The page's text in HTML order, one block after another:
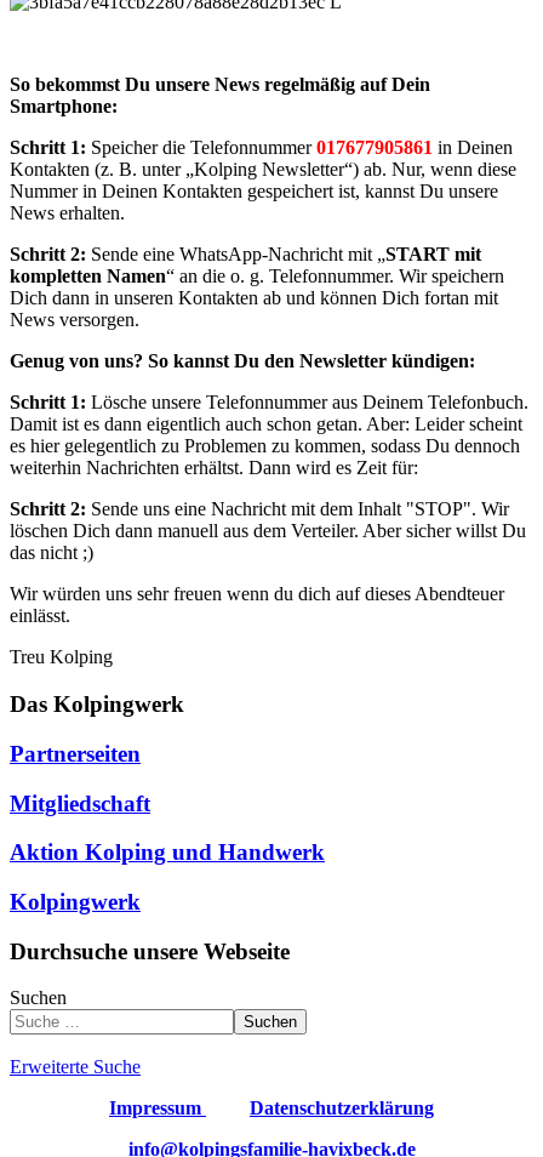
So bekommst Du unsere News regelmäßig auf Dein
Smartphone:
Schritt 1: Speicher die Telefonnummer017677905861 in Deinen
Kontakten (z. B. unter „Kolping Newsletter“) ab. Nur, wenn diese
Nummer in Deinen Kontakten gespeichert ist, kannst Du unsere
News erhalten.
Schritt 2: Sende eine WhatsApp-Nachricht mit „START mit
kompletten Namen“ an die o. g. Telefonnummer. Wir speichern
Dich dann in unseren Kontakten ab und können Dich fortan mit
News versorgen.
Genug von uns? So kannst Du den Newsletter kündigen:
Schritt 1: Lösche unsere Telefonnummer aus Deinem Telefonbuch.
Damit ist es dann eigentlich auch schon getan. Aber: Leider scheint
es hier gelegentlich zu Problemen zu kommen, sodass Du dennoch
weiterhin Nachrichten erhältst. Dann wird es Zeit für:
Schritt 2: Sende uns eine Nachricht mit dem Inhalt "STOP". Wir
löschen Dich dann manuell aus dem Verteiler. Aber sicher willst Du
das nicht ;)
Wir würden uns sehr freuen wenn du dich auf dieses Abendteuer
einlässt.
Treu Kolping
Das Kolpingwerk
Partnerseiten
Mitgliedschaft
Aktion Kolping und Handwerk
Kolpingwerk
Durchsuche unsere Webseite
Suchen
Suchen
Erweiterte Suche
Impressum
Datenschutzerklärung
info@kolpingsfamilie-havixbeck.de